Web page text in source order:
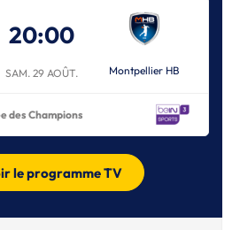
20:00
SAM. 29 AOÛT. Montpellier HB
des Champions
le programme TV